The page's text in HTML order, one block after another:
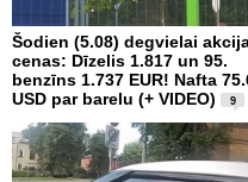
Šodien (5.08) degvielai
cenas: Dīzelis 1.817 un 95.
benzīns 1.737 EUR! Nafta
USD par barelu (+ VIDEO)
9